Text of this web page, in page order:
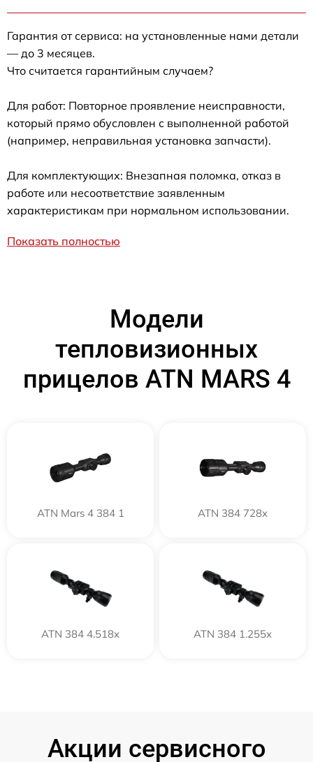
Гарантия от сервиса: на установленные нами детали
— до 3 месяцев.
Что считается гарантийным случаем?
Для работ: Повторное проявление неисправности,
который прямо обусловлен с выполненной работой
(например, неправильная установка запчасти).
Для комплектующих: Внезапная поломка, отказ в
работе или несоответствие заявленным
характеристикам при нормальном использовании.
Показать полностью
Модели
тепловизионных
прицелов ATN MARS 4
ATN Mars 4 384 1 ATN 384 728x
ATN 384 4.518x ATN 384 1.255x
Акции сервисного